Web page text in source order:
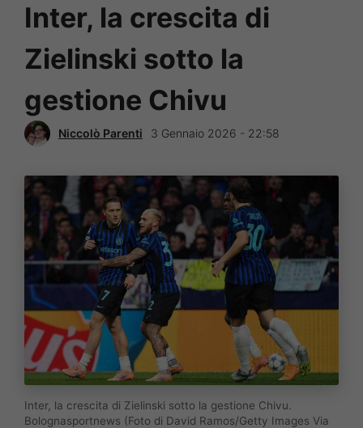
Inter, la crescita di
Zielinski sotto la
gestione Chivu
Niccolò Parenti 3 Gennaio 2026 - 22:58
Inter, la crescita di Zielinski sotto la gestione Chivu.
Bolognasportnews (Foto di David Ramos/Getty Images Via